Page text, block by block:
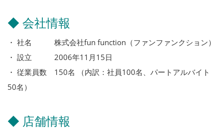
◆ 会社情報
・ 社名 株式会社fun function（ファンファンクション）
・ 設立 2006年11月15日
・ 従業員数 150名 （内訳：社員100名、パートアルバイト
50名）
◆ 店舗情報